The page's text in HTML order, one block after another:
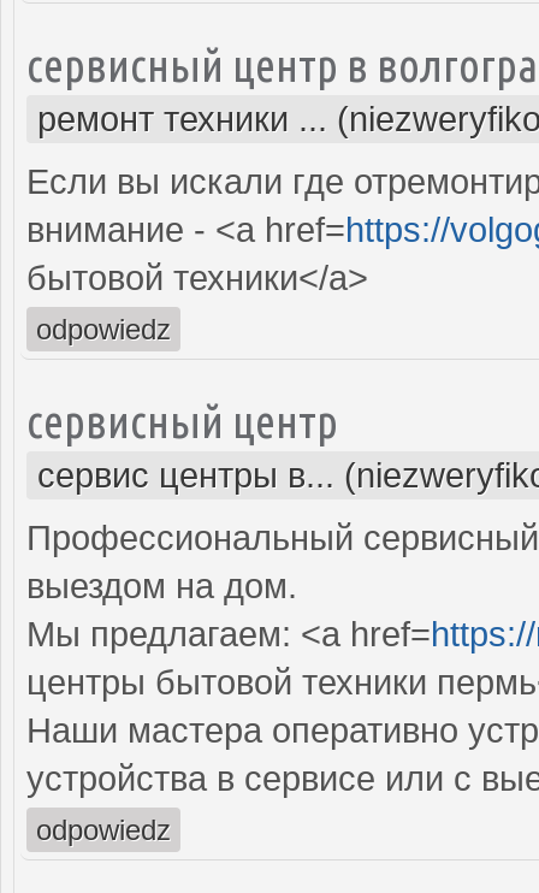
сервисный центр в
ремонт техники ...
Если вы искали где
внимание - <a href=https://
бытовой техники</a>
odpowiedz
сервисный центр
сервис центры в...
Профессиональный
выездом на дом.
Мы предлагаем: <a href=
центры бытовой техники
Наши мастера оперативно
устройства в сервисе или с
odpowiedz